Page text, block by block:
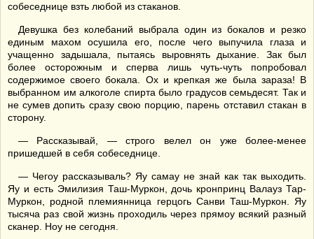
собеседнице взть любой из стаканов.
Девушка без колебаний выбрала один из бокалов и резко
единым махом осушила его, после чего выпучила глаза и
учащенно задышала, пытаясь выровнять дыхание. Зак был
более осторожным и сперва лишь чуть-чуть попробовал
содержимое своего бокала. Ох и крепкая же была зараза! В
выбранном им алкоголе спирта было градусов семьдесят. Так и
не сумев допить сразу свою порцию, парень отставил стакан в
сторону.
— Рассказывай, — строго велел он уже более-менее
пришедшей в себя собеседнице.
— Чегоу рассказываль? Яу самау не знай как так выходить.
Яу и есть Эмилизия Таш-Муркон, дочь кронпринц Валауз Тар-
Муркон, родной племиянница герцогь Санви Таш-Муркон. Яу
тысяча раз свой жизнь проходиль через прямоу всякий разный
сканер. Ноу не сегодня.